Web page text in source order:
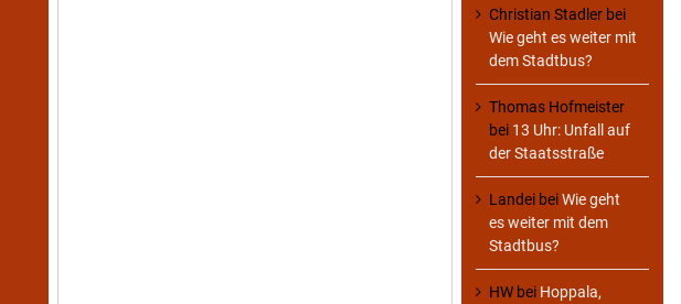
Christian Stadler bei
Wie geht es weiter mit
dem Stadtbus?
Thomas Hofmeister
bei 13 Uhr: Unfall auf
der Staatsstraße
Landei beiWie geht
es weiter mit dem
Stadtbus?
HW bei Hoppala,